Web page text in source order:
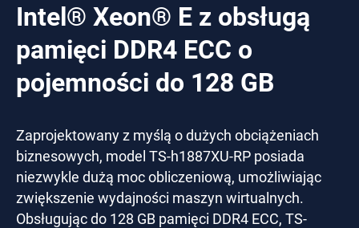
Intel® Xeon® E z obsługą
pamięci DDR4 ECC o
pojemności do 128 GB
Zaprojektowany z myślą o dużych obciążeniach
biznesowych, model TS-h1887XU-RP posiada
niezwykle dużą moc obliczeniową, umożliwiając
zwiększenie wydajności maszyn wirtualnych.
Obsługując do 128 GB pamięci DDR4 ECC, TS-